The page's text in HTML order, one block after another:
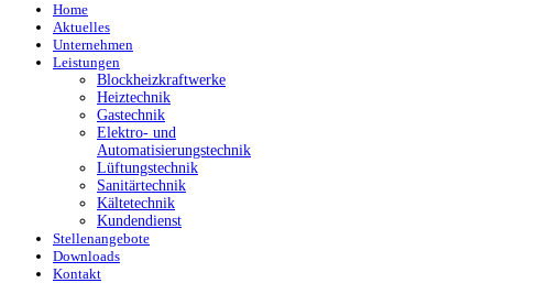
Home
Aktuelles
Unternehmen
Leistungen
Blockheizkraftwerke
Heiztechnik
Gastechnik
Elektro- und
Automatisierungstechnik
Lüftungstechnik
Sanitärtechnik
Kältetechnik
Kundendienst
Stellenangebote
Downloads
Kontakt